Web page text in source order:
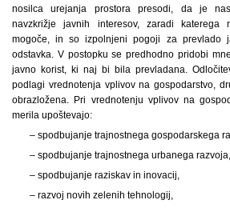
nosilca urejanja prostora presodi, da je
navzkrižje javnih interesov, zaradi katerega
mogoče, in so izpolnjeni pogoji za prevlado
odstavka. V postopku se predhodno pridobi
javno korist, ki naj bi bila prevladana.
podlagi vrednotenja vplivov na gospodarstvo,
obrazložena. Pri vrednotenju vplivov na
merila upoštevajo:
– spodbujanje trajnostnega gospodarskega
– spodbujanje trajnostnega urbanega razvoja,
– spodbujanje raziskav in inovacij,
– razvoj novih zelenih tehnologij,